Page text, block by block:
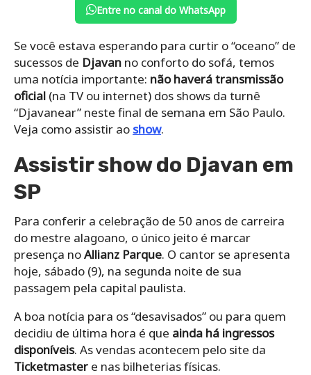
Entre no canal do WhatsApp
Se você estava esperando para curtir o “oceano” de
sucessos de Djavan no conforto do sofá, temos
uma notícia importante: não haverá transmissão
oficial (na TV ou internet) dos shows da turnê
“Djavanear” neste final de semana em São Paulo.
Veja como assistir ao show.
Assistir show do Djavan em
SP
Para conferir a celebração de 50 anos de carreira
do mestre alagoano, o único jeito é marcar
presença noAllianz Parque. O cantor se apresenta
hoje, sábado (9), na segunda noite de sua
passagem pela capital paulista.
A boa notícia para os “desavisados” ou para quem
decidiu de última hora é que ainda há ingressos
disponíveis. As vendas acontecem pelo site da
Ticketmaster e nas bilheterias físicas.